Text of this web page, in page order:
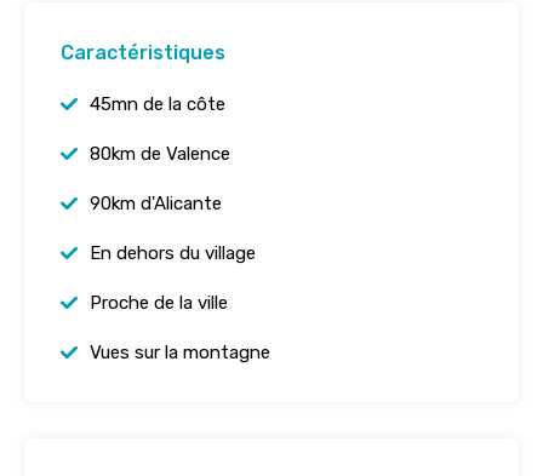
Caractéristiques
45mn de la côte
80km de Valence
90km d'Alicante
En dehors du village
Proche de la ville
Vues sur la montagne